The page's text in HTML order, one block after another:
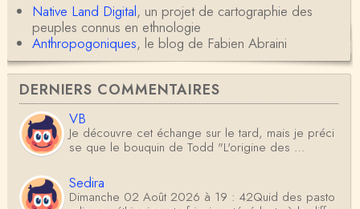
Native Land Digital, un projet de cartographie des
peuples connus en ethnologie
Anthropogoniques, le blog de Fabien Abraini
DERNIERS COMMENTAIRES
VB
Je découvre cet échange sur le tard, mais je préci
se que le bouquin de Todd "L'origine des …
Sedira
Dimanche 02 Août 2026 à 19 : 42Quid des pasto